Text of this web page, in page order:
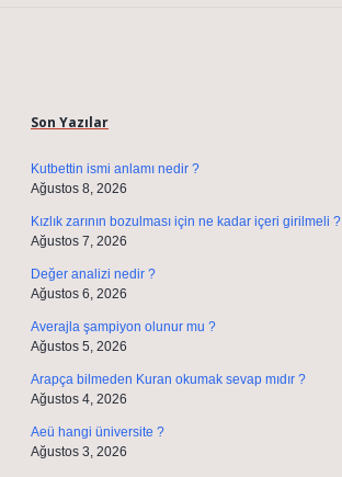
Son Yazılar
Kutbettin ismi anlamı nedir ?
Ağustos 8, 2026
Kızlık zarının bozulması için ne kadar içeri girilmeli ?
Ağustos 7, 2026
Değer analizi nedir ?
Ağustos 6, 2026
Averajla şampiyon olunur mu ?
Ağustos 5, 2026
Arapça bilmeden Kuran okumak sevap mıdır ?
Ağustos 4, 2026
Aeü hangi üniversite ?
Ağustos 3, 2026